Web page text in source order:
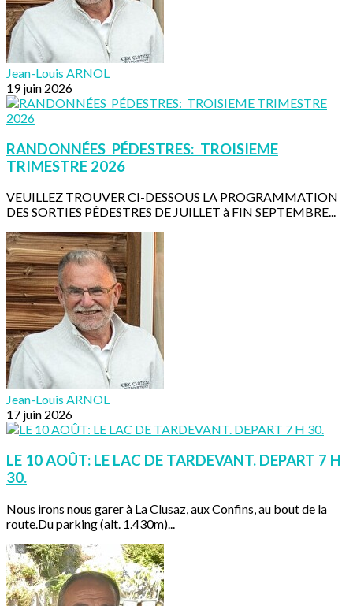
Jean-Louis ARNOL
19 juin 2026
RANDONNÉES PÉDESTRES: TROISIEME
TRIMESTRE 2026
VEUILLEZ TROUVER CI-DESSOUS LA PROGRAMMATION
DES SORTIES PÉDESTRES DE JUILLET à FIN SEPTEMBRE...
Jean-Louis ARNOL
17 juin 2026
LE 10 AOÛT: LE LAC DE TARDEVANT. DEPART 7 H
30.
Nous irons nous garer à La Clusaz, aux Confins, au bout de la
route.Du parking (alt. 1.430m)...